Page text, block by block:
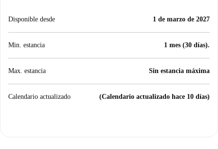
Disponible desde 1 de marzo de 2027
Min. estancia 1 mes (30 días).
Max. estancia Sin estancia máxima
Calendario actualizado (Calendario actualizado hace 10 días)